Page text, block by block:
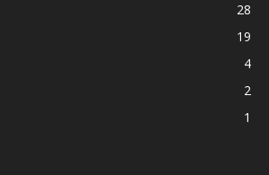
28
19
4
2
1